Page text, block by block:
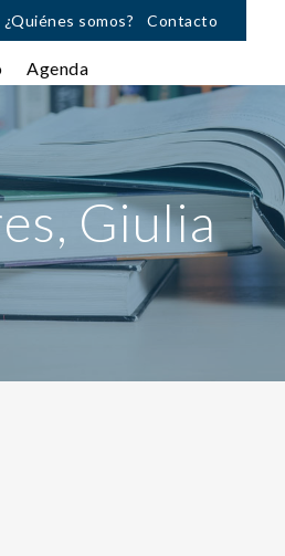
¿Quiénes somos? Contacto
Agenda
Giulia